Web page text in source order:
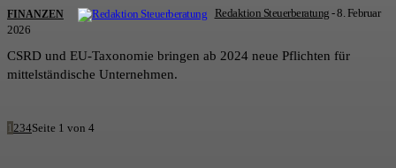
FINANZEN Redaktion Steuerberatung -8. Februar
2026
CSRD und EU-Taxonomie bringen ab 2024 neue Pflichten für
mittelständische Unternehmen.
1 234Seite 1 von 4